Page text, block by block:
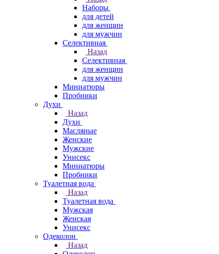
Наборы
для детей
для женщин
для мужчин
Селективная
Назад
Селективная
для женщин
для мужчин
Миниатюры
Пробники
Духи
Назад
Духи
Масляные
Женские
Мужские
Унисекс
Миниатюры
Пробники
Туалетная вода
Назад
Туалетная вода
Мужская
Женская
Унисекс
Одеколон
Назад